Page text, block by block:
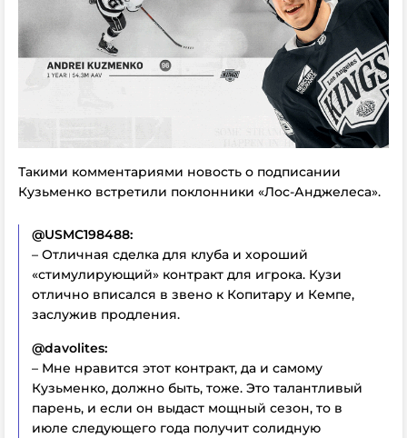
Такими комментариями новость о подписании
Кузьменко встретили поклонники «Лос-Анджелеса».
@USMC198488:
– Отличная сделка для клуба и хороший
«стимулирующий» контракт для игрока. Кузи
отлично вписался в звено к Копитару и Кемпе,
заслужив продления.
@davolites:
– Мне нравится этот контракт, да и самому
Кузьменко, должно быть, тоже. Это талантливый
парень, и если он выдаст мощный сезон, то в
июле следующего года получит солидную